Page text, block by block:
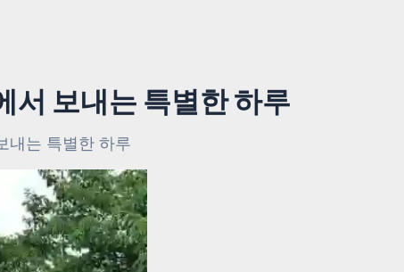
서 보내는 특별한 하루
내는 특별한 하루